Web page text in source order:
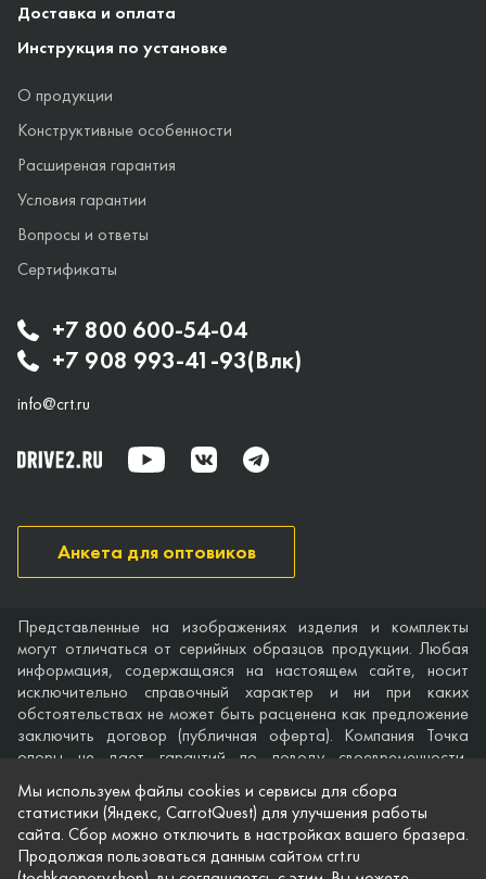
+7 800 600-54-04
+7 908 993-41-93(Влк)
info@crt.ru
Доставка и оплата
Инструкция по установке
О продукции
Конструктивные особенности
Расширеная гарантия
Условия гарантии
Вопросы и ответы
Сертификаты
Анкета для оптовиков
Представленные на изображениях изделия и комплекты
могут отличаться от серийных образцов продукции. Любая
информация, содержащаяся на настоящем сайте, носит
исключительно справочный характер и ни при каких
обстоятельствах не может быть расценена как предложение
заключить договор (публичная оферта). Компания Точка
опоры не дает гарантий по поводу своевременности,
точности и полноты информации на веб-сайте, а также по
поводу беспрепятственного доступа к нему в любое время.
Технические характеристики и комплектация изделий,
указанные на сайте, приведены для примера и могут быть
изменены в любое время без предварительного уведомления.
Мы используем файлы cookies и сервисы для сбора
статистики (Яндекс, CarrotQuest) для улучшения работы
сайта. Сбор можно отключить в настройках вашего бразера.
Продолжая пользоваться данным сайтом crt.ru